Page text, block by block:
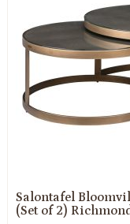
Salontafel
(Set of 2)